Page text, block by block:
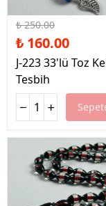
%36 İndirim
₺ 250.00
₺ 160.00
J-223 33'lü Toz
Tesbih